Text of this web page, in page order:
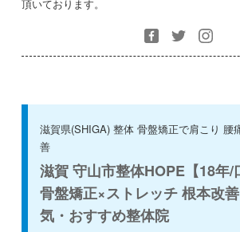
頂いております。
滋賀県(SHIGA) 整体 骨盤矯正で肩こり 腰
善
滋賀 守山市整体HOPE【18年/
骨盤矯正×ストレッチ 根本改
気・おすすめ整体院